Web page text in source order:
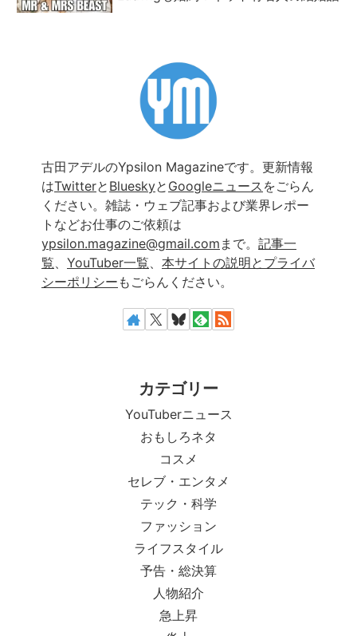
古田アデルのYpsilon Magazineです。更新情報
はTwitterと Blueskyと Googleニュース をごらん
ください。雑誌・ウェブ記事および業界レポー
トなどお仕事のご依頼は
ypsilon.magazine@gmail.com まで。 記事一
覧
YouTuber一覧
本サイトの説明とプライバ
シーポリシー もごらんください。
カテゴリー
YouTuberニュース
おもしろネタ
コスメ
セレブ・エンタメ
テック・科学
ファッション
ライフスタイル
予告・総決算
人物紹介
急上昇